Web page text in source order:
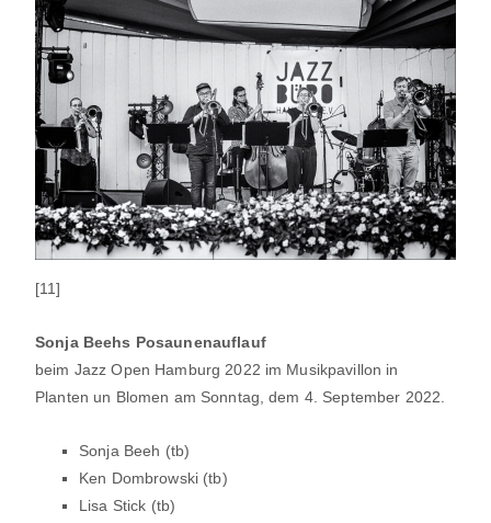
[11]
Sonja Beehs Posaunenauflauf
beim Jazz Open Hamburg 2022 im Musikpavillon in
Planten un Blomen am Sonntag, dem 4. September 2022.
Sonja Beeh (tb)
Ken Dombrowski (tb)
Lisa Stick (tb)